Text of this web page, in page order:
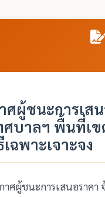
ศผู้ชนะการเส
ศบาลฯ พื้นที่เ
ฉพาะเจาะจง
ผู้ชนะการเสนอราคา